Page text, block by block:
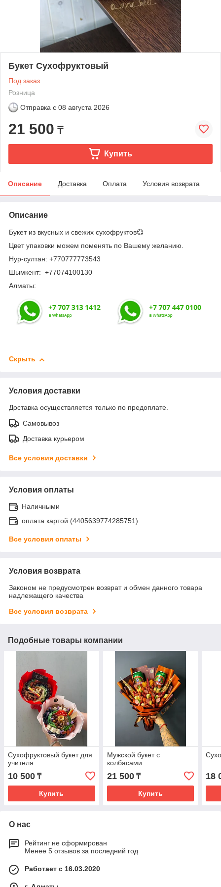
Букет Сухофруктовый
Под заказ
Розница
Отправка с 08 августа 2026
21 500 ₸
Купить
Описание Доставка Оплата Условия возврата
Описание
Букет из вкусных и свежих сухофруктов💞
Цвет упаковки можем поменять по Вашему желанию.
Нур-султан: +770777773543
Шымкент: +77074100130
Алматы:
Скрыть
Условия доставки
Доставка осуществляется только по предоплате.
Самовывоз
Доставка курьером
Все условия доставки
Условия оплаты
Наличными
оплата картой (4405639774285751)
Все условия оплаты
Условия возврата
Законом не предусмотрен возврат и обмен данного товара
надлежащего качества
Все условия возврата
Подобные товары компании
Сухофруктовый букет для
учителя
10 500 ₸
Купить
Мужской букет с
колбасами
21 500₸
Купить
18
О нас
Рейтинг не сформирован
Менее 5 отзывов за последний год
Работает с 16.03.2020